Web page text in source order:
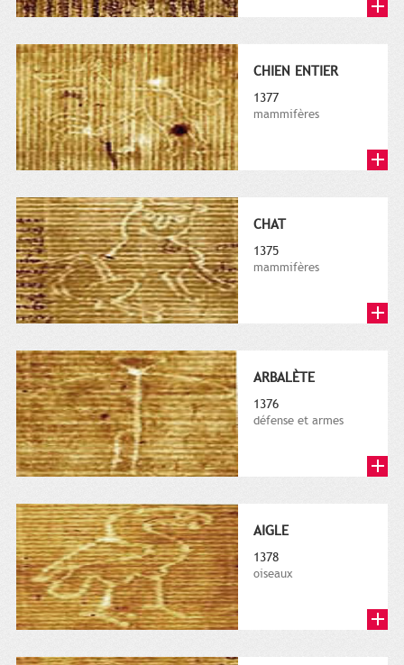
CHIEN ENTIER
1377
mammifères
CHAT
1375
mammifères
ARBALÈTE
1376
défense et armes
AIGLE
1378
oiseaux